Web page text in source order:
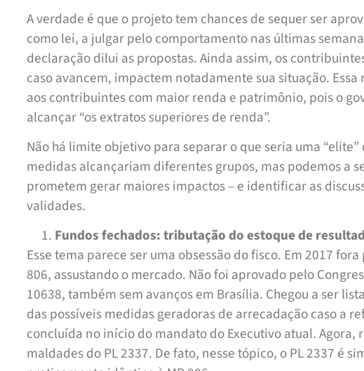
A verdade é que o projeto tem chances de sequer ser
como lei, a julgar pelo comportamento nas últimas
declaração dilui as propostas. Ainda assim, os
caso avancem, impactem notadamente sua situação.
aos contribuintes com maior renda e patrimônio, pois o
alcançar “os extratos superiores de renda”.
Não há limite objetivo para separar o que seria uma
medidas alcançariam diferentes grupos, mas podemos a
prometem gerar maiores impactos – e identificar as
validades.
Fundos fechados: tributação do estoque de
Esse tema parece ser uma obsessão do fisco. Em 2017
806, assustando o mercado. Não foi aprovado pelo
10638, também sem avanços em Brasília. Chegou a ser
das possíveis medidas geradoras de arrecadação caso a
concluída no início do mandato do Executivo atual.
maldades do PL 2337. De fato, nesse tópico, o PL 2337 é